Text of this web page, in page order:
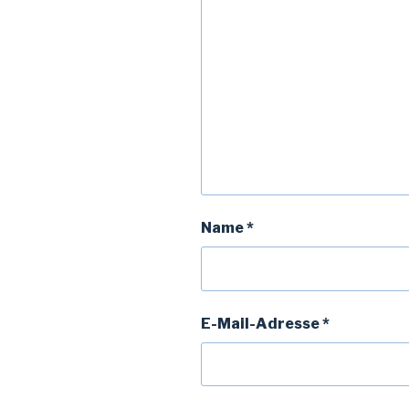
Name*
E-Mail-Adresse*